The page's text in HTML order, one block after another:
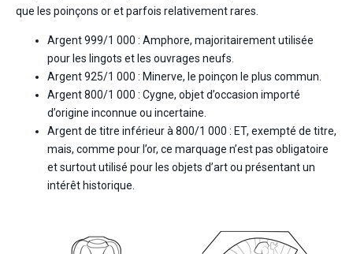
que les poinçons or et parfois relativement rares.
Argent 999/1 000 : Amphore, majoritairement utilisée
pour les lingots et les ouvrages neufs.
Argent 925/1 000 : Minerve, le poinçon le plus commun.
Argent 800/1 000 : Cygne, objet d’occasion importé
d’origine inconnue ou incertaine.
Argent de titre inférieur à 800/1 000 : ET, exempté de titre,
mais, comme pour l’or, ce marquage n’est pas obligatoire
et surtout utilisé pour les objets d’art ou présentant un
intérêt historique.